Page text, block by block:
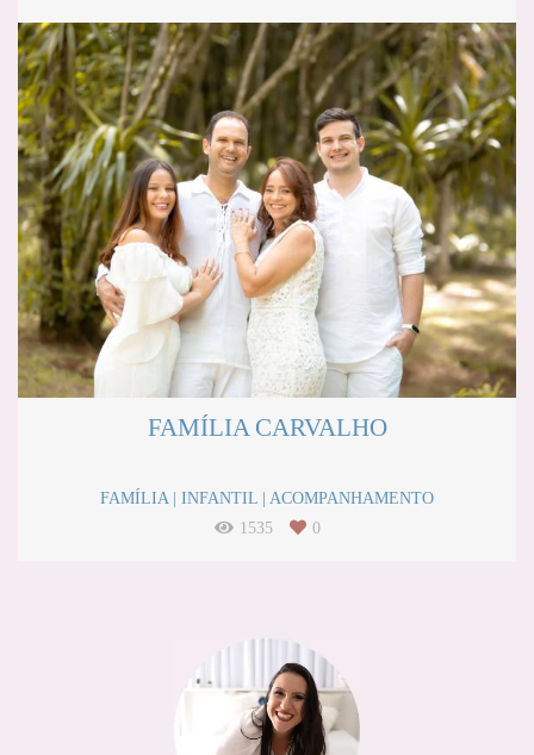
FAMÍLIA CARVALHO
FAMÍLIA | INFANTIL | ACOMPANHAMENTO
1535
0